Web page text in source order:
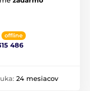
offline
486
24 mesiacov